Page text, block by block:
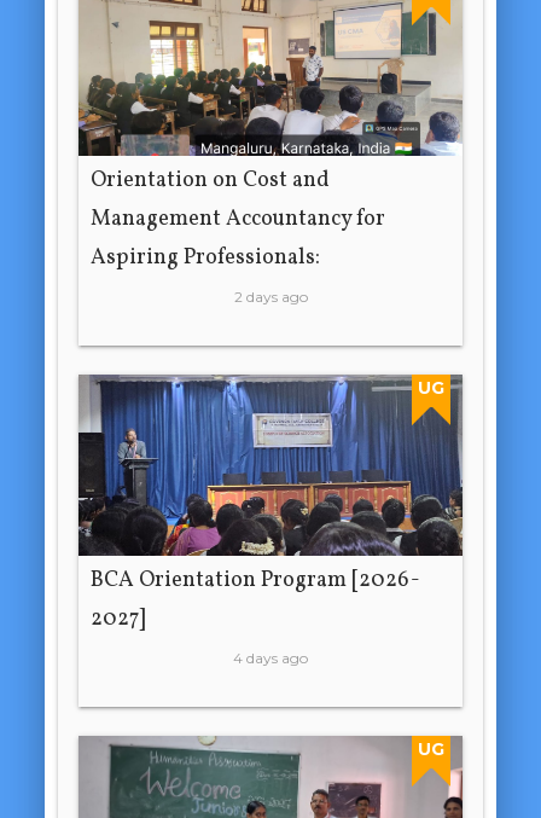
Orientation on Cost and
Management Accountancy for
Aspiring Professionals:
2 days ago
UG
BCA Orientation Program [2026-
2027]
4 days ago
UG